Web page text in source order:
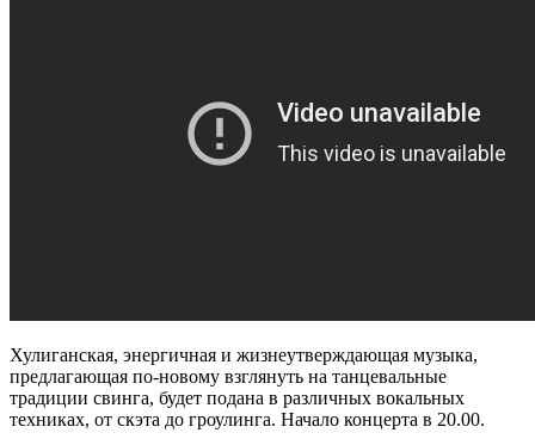
Хулиганская, энергичная и жизнеутверждающая музыка,
предлагающая по-новому взглянуть на танцевальные
традиции свинга, будет подана в различных вокальных
техниках, от скэта до гроулинга. Начало концерта в 20.00.